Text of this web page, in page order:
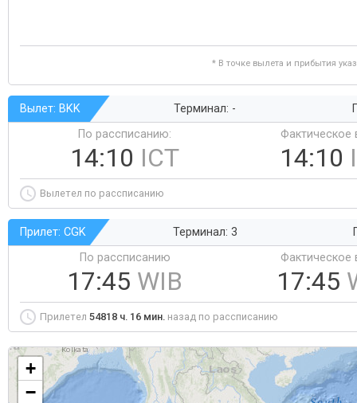
* В точке вылета и прибытия
Вылет: BKK Терминал: -
По рассписанию:
14:10 ICT
Фактическое
14:10
Вылетел по рассписанию
Прилет: CGK Терминал: 3
По рассписанию
17:45 WIB
Фактическое
17:45
Прилетел 54818 ч. 16 мин. назад по рассписанию
+
−